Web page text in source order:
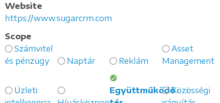
Website
https://www.sugarcrm.com
Scope
Számvitel
és pénzügy
Naptár Reklám
Asset
Management
Üzleti
EgyüttműködőKözösségi